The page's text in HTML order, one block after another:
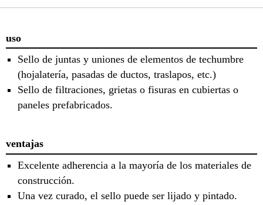
uso
Sello de juntas y uniones de elementos de techumbre
(hojalatería, pasadas de ductos, traslapos, etc.)
Sello de filtraciones, grietas o fisuras en cubiertas o
paneles prefabricados.
ventajas
Excelente adherencia a la mayoría de los materiales de
construcción.
Una vez curado, el sello puede ser lijado y pintado.